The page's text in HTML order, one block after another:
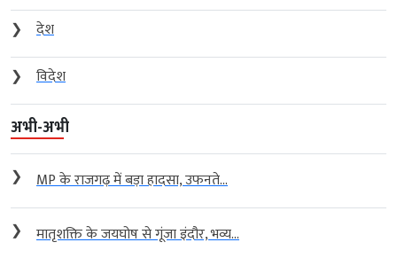
❯
देश
❯
विदेश
अभी-अभी
❯ MP के राजगढ़ में बड़ा हादसा, उफनते...
❯ मातृशक्ति के जयघोष से गूंजा इंदौर, भव्य...